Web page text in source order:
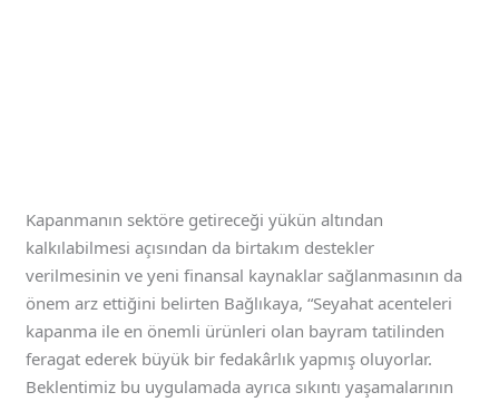
Kapanmanın sektöre getireceği yükün altından
kalkılabilmesi açısından da birtakım destekler
verilmesinin ve yeni finansal kaynaklar sağlanmasının da
önem arz ettiğini belirten Bağlıkaya, “Seyahat acenteleri
kapanma ile en önemli ürünleri olan bayram tatilinden
feragat ederek büyük bir fedakârlık yapmış oluyorlar.
Beklentimiz bu uygulamada ayrıca sıkıntı yaşamalarının